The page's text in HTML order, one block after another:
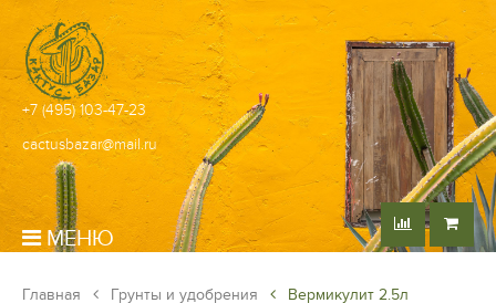
+7 (495) 103-47-23
cactusbazar@mail.ru
МЕНЮ
Главная Грунты и удобрения Вермикулит 2.5л